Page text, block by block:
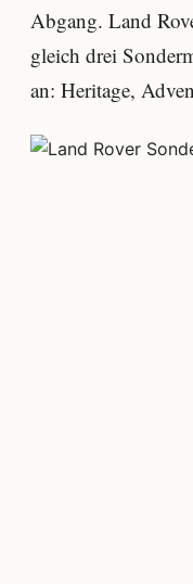
Abgang. Land
gleich drei
an: Heritage,